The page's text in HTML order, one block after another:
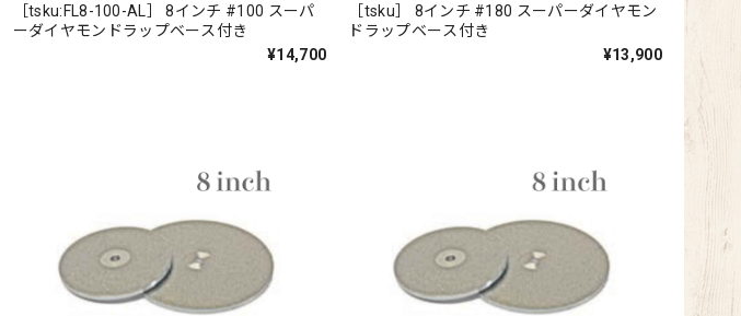
［tsku:FL8-100-AL］ 8インチ #100 スーパ
ーダイヤモンドラップベース付き
¥14,700
［tsku］ 8インチ #180 スーパーダイヤモン
ドラップベース付き
¥13,900